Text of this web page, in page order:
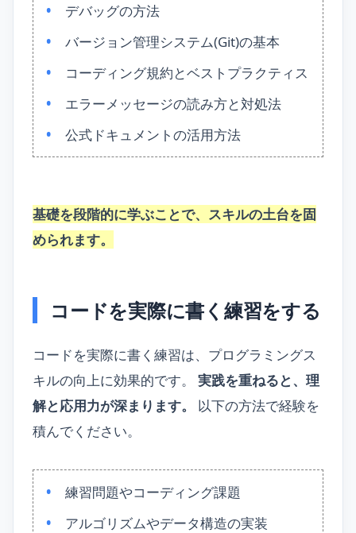
デバッグの方法
バージョン管理システム(Git)の基本
コーディング規約とベストプラクティス
エラーメッセージの読み方と対処法
公式ドキュメントの活用方法
基礎を段階的に学ぶことで、スキルの土台を固
められます。
コードを実際に書く練習をする
コードを実際に書く練習は、プログラミングス
キルの向上に効果的です。 実践を重ねると、理
解と応用力が深まります。
以下の方法で経験を
積んでください。
練習問題やコーディング課題
アルゴリズムやデータ構造の実装